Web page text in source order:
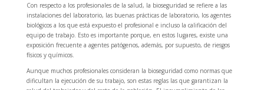
Con respecto a los profesionales de la salud, la bioseguridad se refiere a las
instalaciones del laboratorio, las buenas prácticas de laboratorio, los agentes
biológicos a los que está expuesto el profesional e incluso la calificación del
equipo de trabajo. Esto es importante porque, en estos lugares, existe una
exposición frecuente a agentes patógenos, además, por supuesto, de riesgos
físicos y químicos.
Aunque muchos profesionales consideran la bioseguridad como normas que
dificultan la ejecución de su trabajo, son estas reglas las que garantizan la